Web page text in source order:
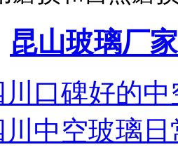
昆山玻璃厂家
川口碑好的
川中空玻璃